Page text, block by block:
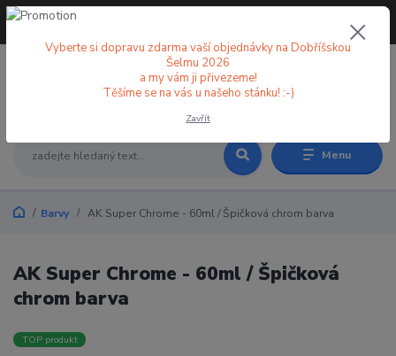
Menu
+420 773 998 582
Barvy AK Super Chrome - 60ml / Špičková chrom barva
AK Super Chrome - 60ml / Špičková
chrom barva
TOP produkt
Vyberte si dopravu zdarma vaší objednávky na Dobříšskou
Šelmu 2026
a my vám ji přivezeme!
Těšíme se na vás u našeho stánku! :-)
Zavřít